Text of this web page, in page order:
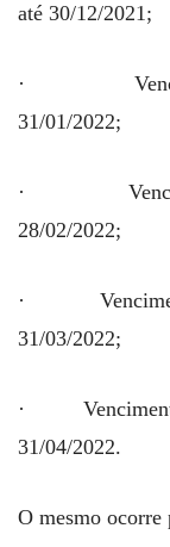
até 30/12/2021;
·
31/01/2022;
·
28/02/2022;
· Vencimento
31/03/2022;
· Vencimento
31/04/2022.
O mesmo ocorre